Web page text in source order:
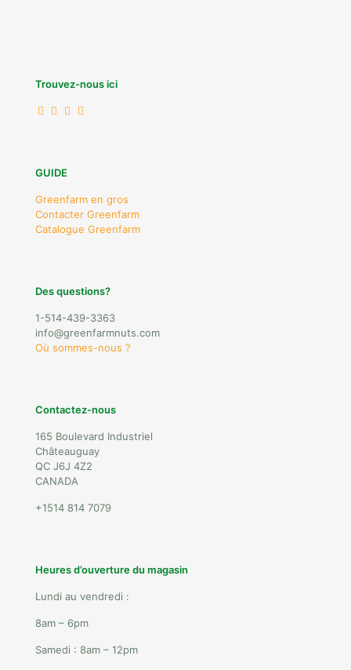
Trouvez-nous ici
GUIDE
Greenfarm en gros
Contacter Greenfarm
Catalogue Greenfarm
Des questions?
1-514-439-3363
info@greenfarmnuts.com
Où sommes-nous ?
Contactez-nous
165 Boulevard Industriel
Châteauguay
QC J6J 4Z2
CANADA
+1514 814 7079
Heures d’ouverture du magasin
Lundi au vendredi :
8am – 6pm
Samedi : 8am – 12pm